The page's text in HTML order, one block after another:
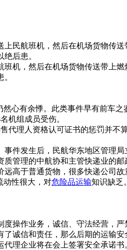
民航班机，然后在机场货物传
后患。
机，然后在机场货物传送带上
有余悸。此类事件早有前车之
机组成员受伤。
理人资格认可证书的惩罚并不
发生后，民航华东地区管理
管理的中航协和主管快递业的
高于普通货物，很多快递公司故
性很大，对危险品运输知识缺乏
作业务，诚信、守法经营，严
诚信和责任，那么后期的运输安
理企业将在会上签署安全承诺书